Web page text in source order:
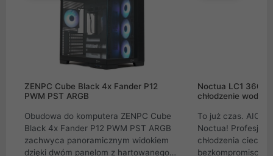
ZENPC Cube Black 4x Fander P12
PWM PST ARGB
Obudowa do komputera ZENPC Cube
Black 4x Fander P12 PWM PST ARGB
zachwyca panoramicznym widokiem
dzięki dwóm panelom z hartowanego
Noctua LC1
chłodzenie wodne
To już czas. AIO
Noctua!
chłodzenia cieczą